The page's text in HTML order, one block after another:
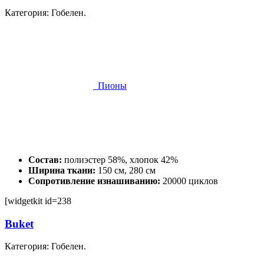
Категория: Гобелен.
Пионы
Состав: полиэстер 58%, хлопок 42%
Ширина ткани: 150 см, 280 см
Сопротивление изнашиванию: 20000 циклов
[widgetkit id=238
Buket
Категория: Гобелен.